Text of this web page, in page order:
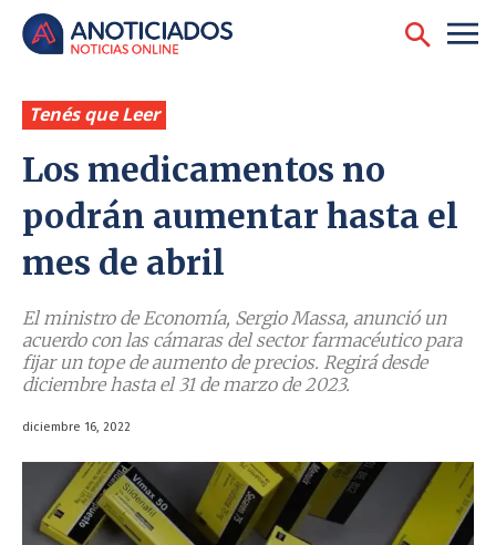
Tenés que Leer
Los medicamentos no
podrán aumentar hasta el
mes de abril
El ministro de Economía, Sergio Massa, anunció un
acuerdo con las cámaras del sector farmacéutico para
fijar un tope de aumento de precios. Regirá desde
diciembre hasta el 31 de marzo de 2023.
diciembre 16, 2022